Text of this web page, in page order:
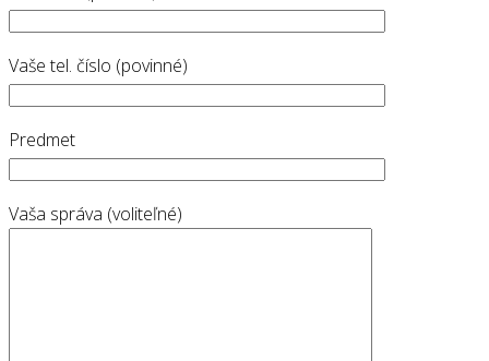
Vaše tel. číslo (povinné)
Predmet
Vaša správa (voliteľné)